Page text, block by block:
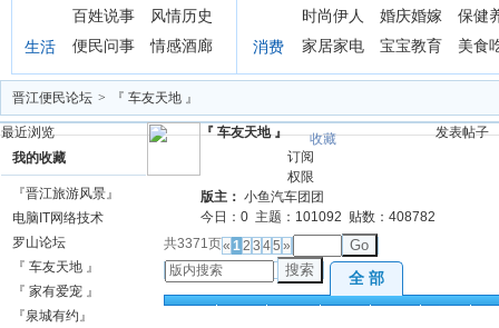
生活
百姓说事
风情历史
便民问事
情感酒廊 消费
时尚伊人 婚庆婚嫁
保健
家居家电
宝宝教育 美食
晋江便民论坛 > 『 车友天地 』
最近浏览
我的收藏
『晋江旅游风景』
电脑IT网络技术
罗山论坛
『 车友天地 』
『 家有爱宠 』
『泉城有约』
『 车友天地 』
收藏
订阅
权限
版主： 小鱼汽车团团
今日： 0 主题： 101092 贴数： 408782
发表帖子
« 12 3 45 »
共3371页
Go
搜索
全 部